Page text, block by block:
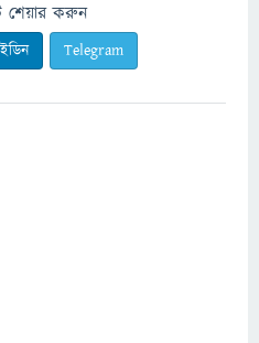
শেয়ার করুন
Telegram